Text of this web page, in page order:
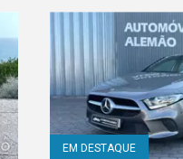
EM DESTAQUE